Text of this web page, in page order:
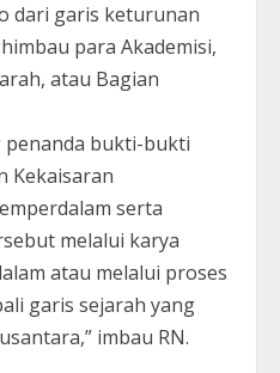
dari garis keturunan
para Akademisi,
atau Bagian
penanda bukti-bukti
Kekaisaran
serta
melalui karya
atau melalui proses
garis sejarah yang
imbau RN.